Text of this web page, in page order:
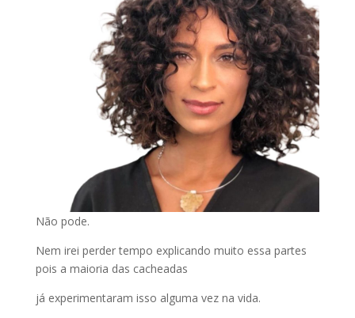
Não pode.
Nem irei perder tempo explicando muito essa partes
pois a maioria das cacheadas
já experimentaram isso alguma vez na vida.